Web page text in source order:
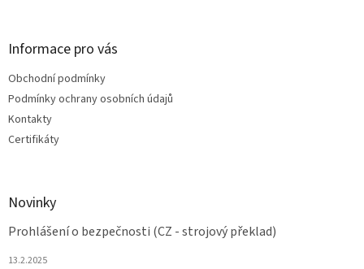
Informace pro vás
Obchodní podmínky
Podmínky ochrany osobních údajů
Kontakty
Certifikáty
Novinky
Prohlášení o bezpečnosti (CZ - strojový překlad)
13.2.2025